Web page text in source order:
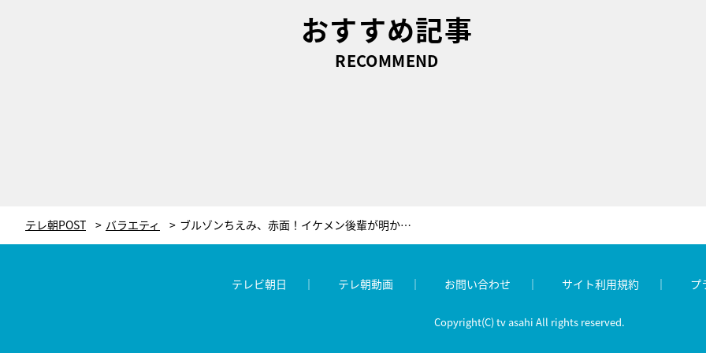
おすすめ記事
RECOMMEND
テレ朝POST バラエティ ブルゾンちえみ、赤面！イケメン後輩が明かす「恥ずかしい過去」
テレビ朝日 テレ朝動画 お問い合わせ サイト利用規約 プ
Copyright(C) tv asahi All rights reserved.